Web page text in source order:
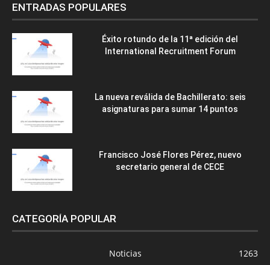
ENTRADAS POPULARES
Éxito rotundo de la 11ª edición del
International Recruitment Forum
La nueva reválida de Bachillerato: seis
asignaturas para sumar 14 puntos
Francisco José Flores Pérez, nuevo
secretario general de CECE
CATEGORÍA POPULAR
Noticias 1263